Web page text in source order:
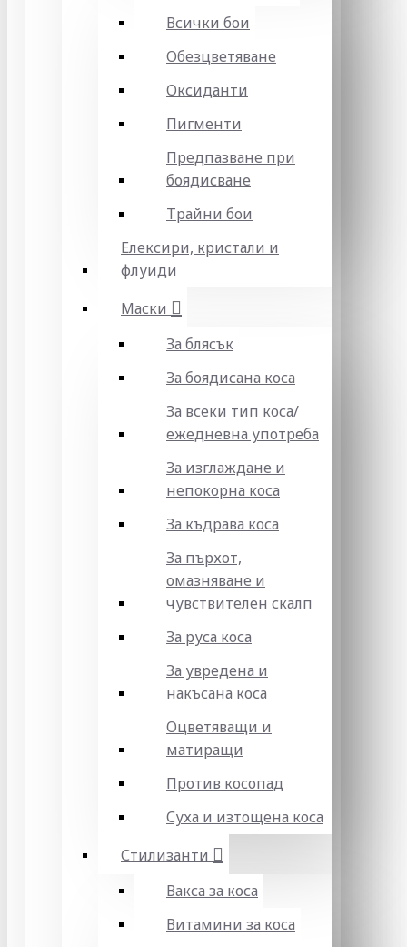
Всички бои
Обезцветяване
Оксиданти
Пигменти
Предпазване при
боядисване
Трайни бои
Елексири, кристали и
флуиди
Маски
За блясък
За боядисана коса
За всеки тип коса/
ежедневна употреба
За изглаждане и
непокорна коса
За къдрава коса
За пърхот,
омазняване и
чувствителен скалп
За руса коса
За увредена и
накъсана коса
Оцветяващи и
матиращи
Против косопад
Суха и изтощена коса
Стилизанти
Вакса за коса
Витамини за коса